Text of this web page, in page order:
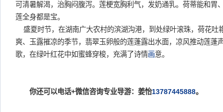
可清暑解渴，治胸闷腹泻。莲梗宽胸利气，发奶通乳。荷蒂能和胃
莲全身都是宝。
盛夏时节，在湖南广大农村的滨湖沟港，到处绿叶滚珠，荷花吐
爽、玉露摧凉的季节，翡翠玉卵般的莲蓬露出水面，凉风推动莲蓬
歌，在绿叶红花中如蜜蜂穿梭，充满了诗情画意。
你还可以电话+微信咨询专业导游：姜怡13787445888。